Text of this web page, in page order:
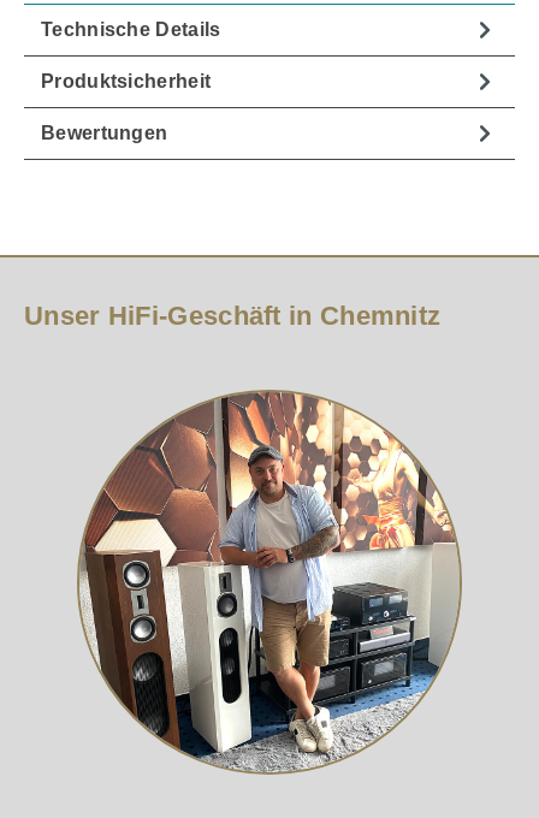
Technische Details
Produktsicherheit
Bewertungen
Unser HiFi-Geschäft in Chemnitz